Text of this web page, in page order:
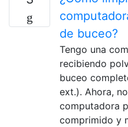
de buceo?
Tengo una
recibiendo
buceo
ext.). Ahora,
computadora
comprimido y